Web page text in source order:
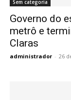
Sem categoria
Governo do
metrô e
Claras
administrador - 26